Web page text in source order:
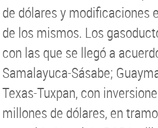
de dólares y modificaciones
de los mismos. Los
con las que se llegó a
Samalayuca-Sásabe;
Texas-Tuxpan, con
millones de dólares, en